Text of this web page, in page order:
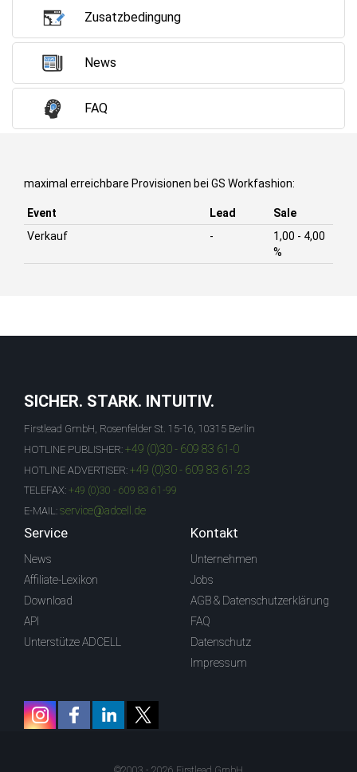
Zusatzbedingung
News
FAQ
maximal erreichbare Provisionen bei GS Workfashion:
Event Lead
Sale
Verkauf
-
1,00 - 4,00
%
SICHER. STARK. INTUITIV.
Firstlead GmbH, Rosenfelder St. 15-16, 10315 Berlin
HOTLINE PUBLISHER: +49 (0)30 - 609 83 61-0
HOTLINE ADVERTISER: +49 (0)30 - 609 83 61-23
TELEFAX: +49 (0)30 - 609 83 61-99
E-MAIL: service@adcell.de
Service
News
Affiliate-Lexikon
Download
API
Unterstütze ADCELL
Kontakt
Unternehmen
Jobs
AGB & Datenschutzerklärung
FAQ
Datenschutz
Impressum